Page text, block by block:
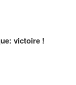
victoire !